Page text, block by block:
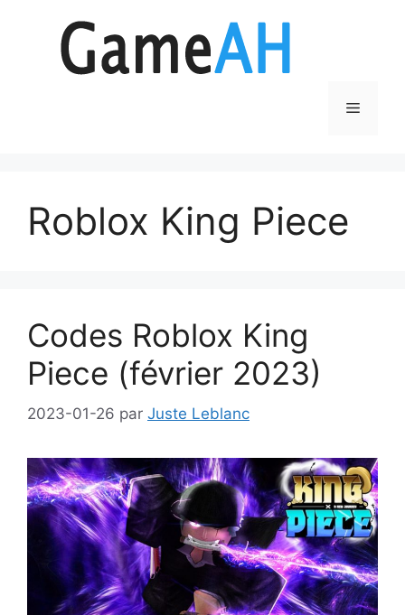
Menu
Roblox King Piece
Codes Roblox King
Piece (février 2023)
2023-01-26 par Juste Leblanc